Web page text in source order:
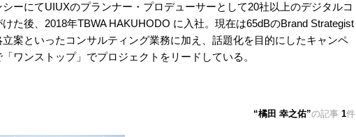
ーにてUIUXのプランナー・プロデューサーとして20社以上のデジタルコ
た後、2018年TBWA HAKUHODO に入社。現在は65dBのBrand Strategist
案といったコンサルティング業務に加え、話題化を目的にしたキャンペ
ワンストップ」でプロジェクトをリードしている。
橘田 幸之佑 の記事 1件